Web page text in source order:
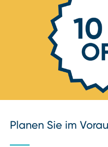
Planen Sie im